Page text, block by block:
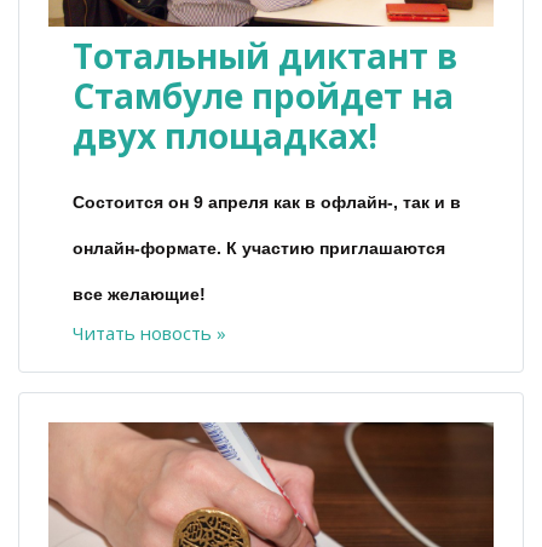
Тотальный диктант в
Стамбуле пройдет на
двух площадках!
Состоится он 9 апреля как в офлайн-, так и в
онлайн-формате. К участию приглашаются
все желающие!
Читать новость »